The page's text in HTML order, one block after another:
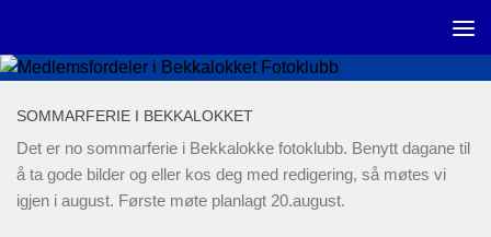
SOMMARFERIE I BEKKALOKKET
Det er no sommarferie i Bekkalokke fotoklubb. Benytt dagane til
å ta gode bilder og eller kos deg med redigering, så møtes vi
igjen i august. Første møte planlagt 20.august.